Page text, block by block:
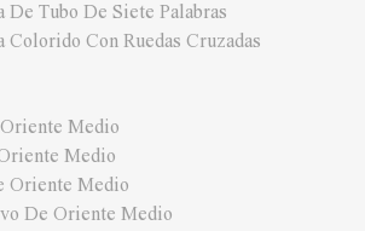
Tubo De Siete Palabras
Con Ruedas Cruzadas
Medio
Medio
Oriente Medio
De Oriente Medio